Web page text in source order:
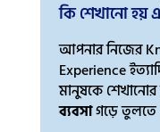
কি শেখানো হয়
আপনার নিজের
Experience
মানুষকে
ব্যবসাগড়ে তুলতে